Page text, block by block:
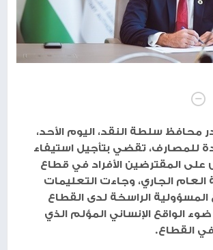
محافظ سلطة النقد، اليوم الأحد،
للمصارف، تقضي بتأجيل استيفاء
المقترضين الأفراد في قطاع
العام الجاري، وجاءت التعليمات
المسؤولية الراسخة لدى القطاع
الواقع الإنساني المؤلم الذي
القطاع.